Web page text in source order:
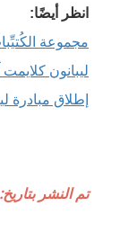
انظر أيضًا:
مجموعة
ليبانون كلايمت
إطلاق مبادرة
تم النشر بتاريخ: 04/07/2017